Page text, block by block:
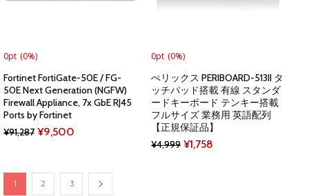
0pt (0%)
Fortinet FortiGate-50E / FG-
50E Next Generation (NGFW)
Firewall Appliance, 7x GbE RJ45
Ports by Fortinet
¥91,287 Original
¥91,287.
¥9,500
¥9,500.
0pt (0%)
ぺリックス PERIBOARD-513II タ
ッチパッド搭載 有線 スタンダ
ードキーボード テンキー搭載
フルサイズ 業務用 英語配列
【正規保証品】
¥4,999 Original
¥1,758
1 2 3